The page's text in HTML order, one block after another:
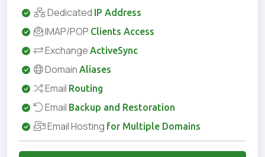
Dedicated IP Address
IMAP/POP Clients Access
Exchange ActiveSync
Domain Aliases
Email Routing
Email Backup and Restoration
Email Hosting for Multiple Domains